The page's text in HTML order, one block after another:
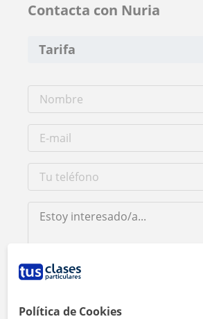
Contacta con Nuria
Tarifa
Política de Cookies